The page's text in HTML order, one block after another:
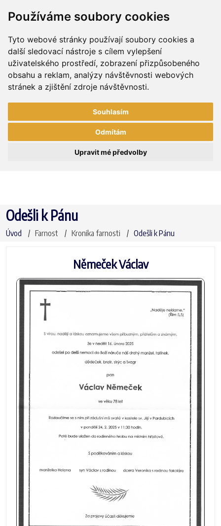
Používáme soubory cookies
Tyto webové stránky používají soubory cookies a
další sledovací nástroje s cílem vylepšení
uživatelského prostředí, zobrazení přizpůsobeného
obsahu a reklam, analýzy návštěvnosti webových
stránek a zjištění zdroje návštěvnosti.
Souhlasím
Odmítám
Upravit mé předvolby
Odešli k Pánu
Úvod Farnost Kronika farnosti Odešli k Pánu
Němeček Václav